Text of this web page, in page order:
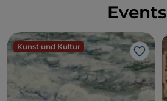
Events
Kunst und Kultur
Like